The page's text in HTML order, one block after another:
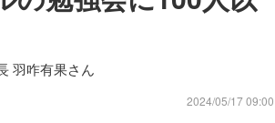
羽咋有果さん
2024/05/17 09:00